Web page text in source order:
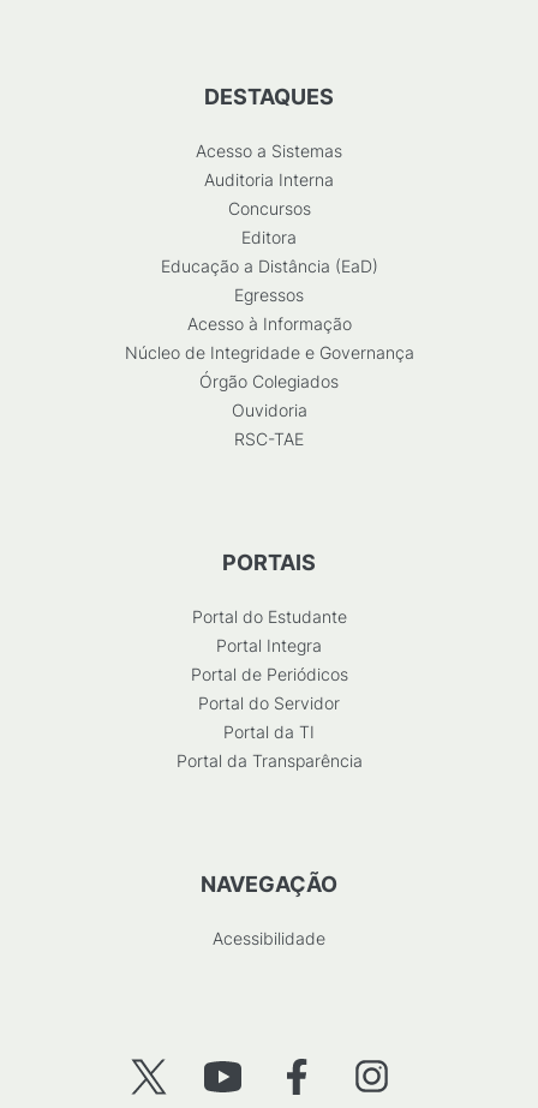
DESTAQUES
Acesso a Sistemas
Auditoria Interna
Concursos
Editora
Educação a Distância (EaD)
Egressos
Acesso à Informação
Núcleo de Integridade e Governança
Órgão Colegiados
Ouvidoria
RSC-TAE
PORTAIS
Portal do Estudante
Portal Integra
Portal de Periódicos
Portal do Servidor
Portal da TI
Portal da Transparência
NAVEGAÇÃO
Acessibilidade